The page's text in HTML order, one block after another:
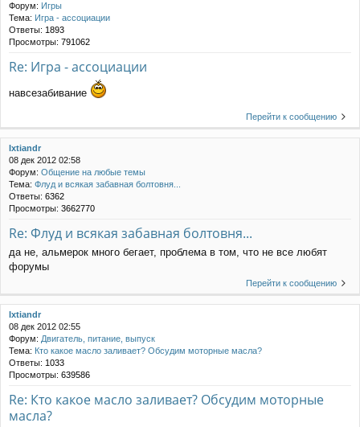
Форум: Игры
Тема: Игра - ассоциации
Ответы: 1893
Просмотры: 791062
Re: Игра - ассоциации
навсезабивание
Перейти к сообщению
Ixtiandr
08 дек 2012 02:58
Форум: Общение на любые темы
Тема: Флуд и всякая забавная болтовня...
Ответы: 6362
Просмотры: 3662770
Re: Флуд и всякая забавная болтовня...
да не, альмерок много бегает, проблема в том, что не все любят
форумы
Перейти к сообщению
Ixtiandr
08 дек 2012 02:55
Форум: Двигатель, питание, выпуск
Тема: Кто какое масло заливает? Обсудим моторные масла?
Ответы: 1033
Просмотры: 639586
Re: Кто какое масло заливает? Обсудим моторные
масла?